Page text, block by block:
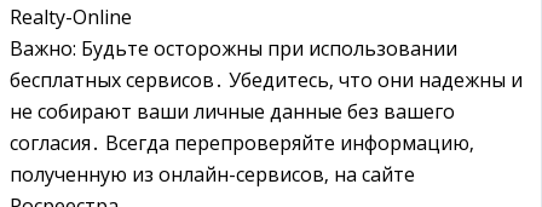
Realty-Online
Важно: Будьте осторожны при использовании
бесплатных сервисов․ Убедитесь‚ что они надежны и
не собирают ваши личные данные без вашего
согласия․ Всегда перепроверяйте информацию‚
полученную из онлайн-сервисов‚ на сайте